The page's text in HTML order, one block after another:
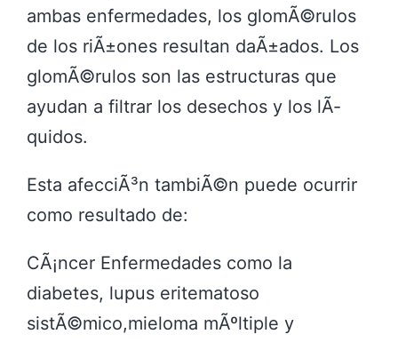
ambas enfermedades, los glomÃ©rulos
de los riÃ±ones resultan daÃ±ados. Los
glomÃ©rulos son las estructuras que
ayudan a filtrar los desechos y los lÃ­
quidos.
Esta afecciÃ³n tambiÃ©n puede ocurrir
como resultado de:
CÃ¡ncer Enfermedades como la
diabetes, lupus eritematoso
sistÃ©mico,mieloma mÃºltiple y